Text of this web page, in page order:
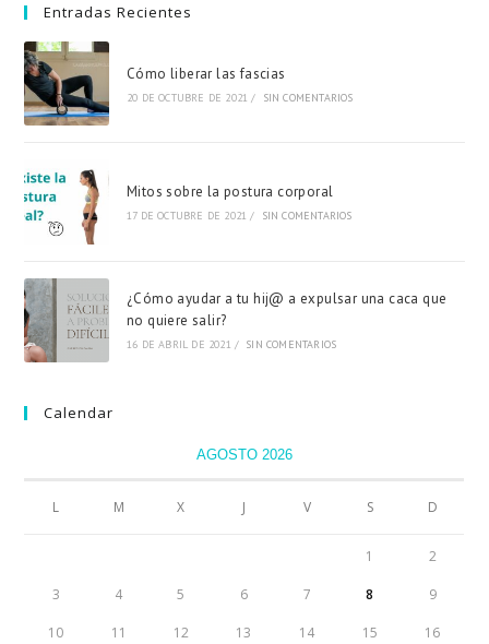
Entradas Recientes
Cómo liberar las fascias
20 DE OCTUBRE DE 2021 / SIN COMENTARIOS
Mitos sobre la postura corporal
17 DE OCTUBRE DE 2021 / SIN COMENTARIOS
¿Cómo ayudar a tu hij@ a expulsar una caca que
no quiere salir?
16 DE ABRIL DE 2021 / SIN COMENTARIOS
Calendar
AGOSTO 2026
L M X J V S D
1 2
3 4 5 6 7 8 9
10 11 12 13 14 15 16